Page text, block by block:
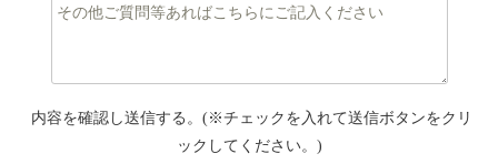
内容を確認し送信する。(※チェックを入れて送信ボタンをクリ
ックしてください。)